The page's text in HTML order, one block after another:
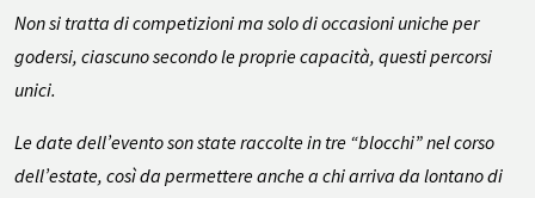
Non si tratta di competizioni ma solo di occasioni uniche per
godersi, ciascuno secondo le proprie capacità, questi percorsi
unici.
Le date dell’evento son state raccolte in tre “blocchi” nel corso
dell’estate, così da permettere anche a chi arriva da lontano di